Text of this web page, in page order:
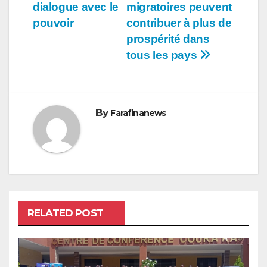
migratoires peuvent
contribuer à plus de
prospérité dans
tous les pays
dialogue avec le
pouvoir
By Farafinanews
RELATED POST